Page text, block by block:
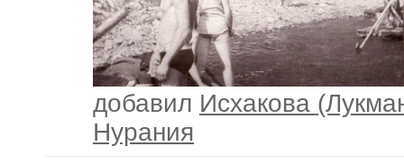
добавил Исхакова
Нурания